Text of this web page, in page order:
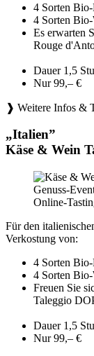
4 Sorten
4 Sorten
Es erwarten
Rouge
Dauer 1,5
Nur 99,– €
❱ Weitere Infos &
„Italien”
Käse & Wein
Genuss-
Online-
Für den
Verkostung von:
4 Sorten
4 Sorten
Freuen Sie
Taleggio
Dauer 1,5
Nur 99,– €